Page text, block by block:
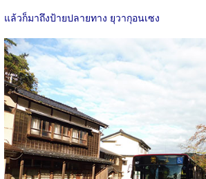
แล้วก็มาถึงป้ายปลายทาง ยุวากุอนเซง